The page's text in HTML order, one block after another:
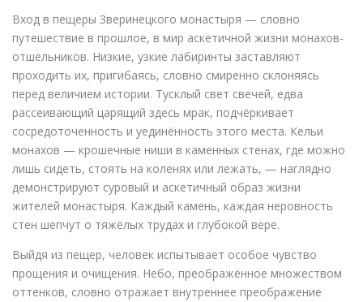
Вход в пещеры Зверинецкого монастыря — словно
путешествие в прошлое, в мир аскетичной жизни монахов-
отшельников. Низкие, узкие лабиринты заставляют
проходить их, пригибаясь, словно смиренно склоняясь
перед величием истории. Тусклый свет свечей, едва
рассеивающий царящий здесь мрак, подчёркивает
сосредоточенность и уединённость этого места. Кельи
монахов — крошечные ниши в каменных стенах, где можно
лишь сидеть, стоять на коленях или лежать, — наглядно
демонстрируют суровый и аскетичный образ жизни
жителей монастыря. Каждый камень, каждая неровность
стен шепчут о тяжёлых трудах и глубокой вере.
Выйдя из пещер, человек испытывает особое чувство
прощения и очищения. Небо, преображённое множеством
оттенков, словно отражает внутреннее преображение